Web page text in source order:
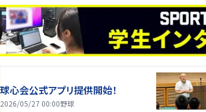
球心会公式アプリ提供開始！
2026/05/27 00:00野球